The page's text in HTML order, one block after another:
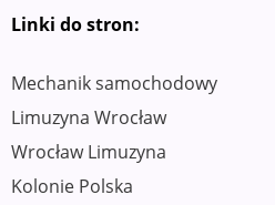
Linki do stron:
Mechanik samochodowy
Limuzyna Wrocław
Wrocław Limuzyna
Kolonie Polska